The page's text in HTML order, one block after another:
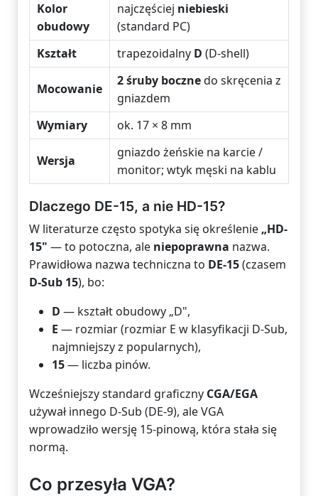
Kolor
obudowy
najczęściej niebieski
(standard PC)
Kształt
trapezoidalny D (D-shell)
Mocowanie
2 śruby bocznedo skręcenia z
gniazdem
Wymiary
ok. 17 × 8 mm
Wersja
gniazdo żeńskie na karcie /
monitor; wtyk męski na kablu
Dlaczego DE-15, a nie HD-15?
W literaturze często spotyka się określenie „HD-
15" — to potoczna, ale niepoprawna nazwa.
Prawidłowa nazwa techniczna to DE-15(czasem
D-Sub 15), bo:
D — kształt obudowy „D",
E — rozmiar (rozmiar E w klasyfikacji D-Sub,
najmniejszy z popularnych),
15— liczba pinów.
Wcześniejszy standard graficzny CGA/EGA
używał innego D-Sub (DE-9), ale VGA
wprowadziło wersję 15-pinową, która stała się
normą.
Co przesyła VGA?